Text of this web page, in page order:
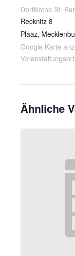
Dorfkirche St.
Recknitz 8
Plaaz,
Google Karte
Ähnliche